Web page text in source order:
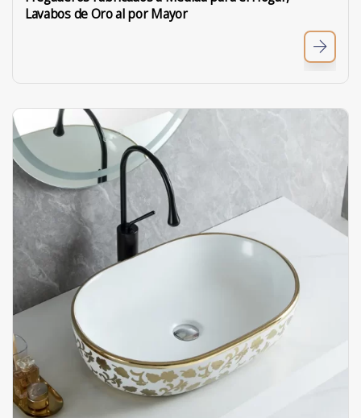
Lavabos de Oro al por Mayor